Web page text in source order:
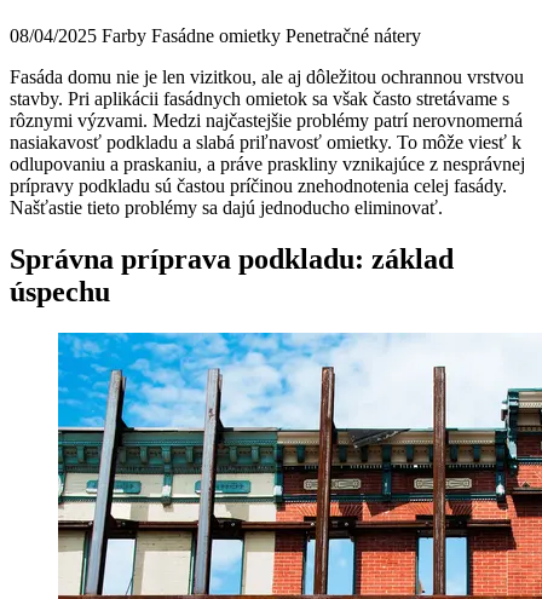
08/04/2025 Farby Fasádne omietky Penetračné nátery
Fasáda domu nie je len vizitkou, ale aj dôležitou ochrannou vrstvou
stavby. Pri aplikácii fasádnych omietok sa však často stretávame s
rôznymi výzvami. Medzi najčastejšie problémy patrí nerovnomerná
nasiakavosť podkladu a slabá priľnavosť omietky. To môže viesť k
odlupovaniu a praskaniu, a práve praskliny vznikajúce z nesprávnej
prípravy podkladu sú častou príčinou znehodnotenia celej fasády.
Našťastie tieto problémy sa dajú jednoducho eliminovať.
Správna príprava podkladu: základ
úspechu